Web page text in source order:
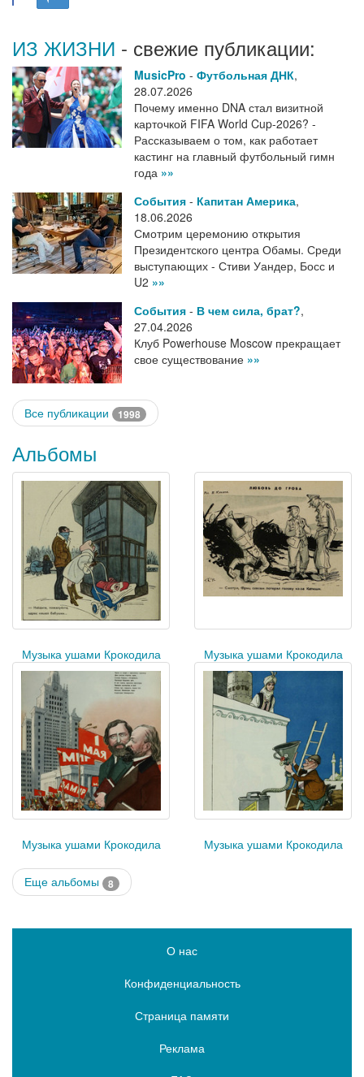
ИЗ ЖИЗНИ - свежие публикации:
MusicPro - Футбольная ДНК,
28.07.2026
Почему именно DNA стал визитной
карточкой FIFA World Cup-2026? -
Рассказываем о том, как работает
кастинг на главный футбольный гимн
года »»
События - Капитан Америка,
18.06.2026
Смотрим церемонию открытия
Президентского центра Обамы. Среди
выступающих - Стиви Уандер, Босс и
U2 »»
События - В чем сила, брат?,
27.04.2026
Клуб Powerhouse Moscow прекращает
свое существование »»
Все публикации 1998
Альбомы
Музыка ушами Крокодила Музыка ушами Крокодила
Музыка ушами Крокодила Музыка ушами Крокодила
Еще альбомы 8
О нас
Конфиденциальность
Страница памяти
Реклама